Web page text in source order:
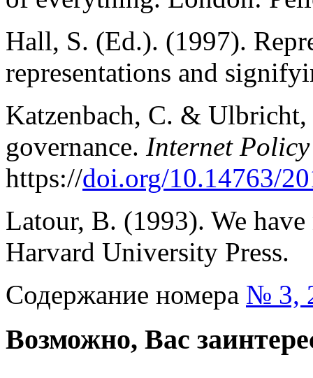
Hall, S. (Ed.). (1997).
representations and
Katzenbach, C. &
governance. Internet
https://doi.org/10.14763/
Latour, B. (1993). We
Harvard University Press.
Содержание номера № 3,
Возможно, Вас